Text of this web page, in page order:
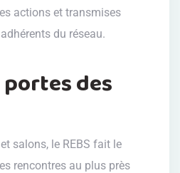
actions et transmises
du réseau.
des
salons, le REBS fait le
rencontres au plus près